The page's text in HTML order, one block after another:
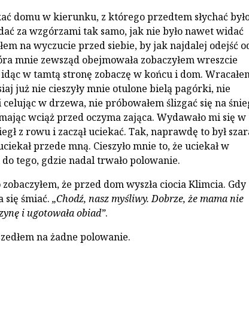
domu w kierunku, z którego przedtem słychać
za wzgórzami tak samo, jak nie było nawet widać
na wyczucie przed siebie, by jak najdalej odejść
mnie zewsząd obejmowała zobaczyłem wreszcie
w tamtą stronę zobaczę w końcu i dom.
już nie cieszyły mnie otulone bielą pagórki, nie
w drzewa, nie próbowałem ślizgać się na
wciąż przed oczyma zająca. Wydawało mi się w
z rowu i zaczął uciekać. Tak, naprawdę to był
przede mną. Cieszyło mnie to, że uciekał w
tego, gdzie nadal trwało polowanie.
że przed dom wyszła ciocia Klimcia. Gdy
się śmiać. „Chodź, nasz myśliwy. Dobrze, że mama nie
i ugotowała obiad”.
na żadne polowanie.